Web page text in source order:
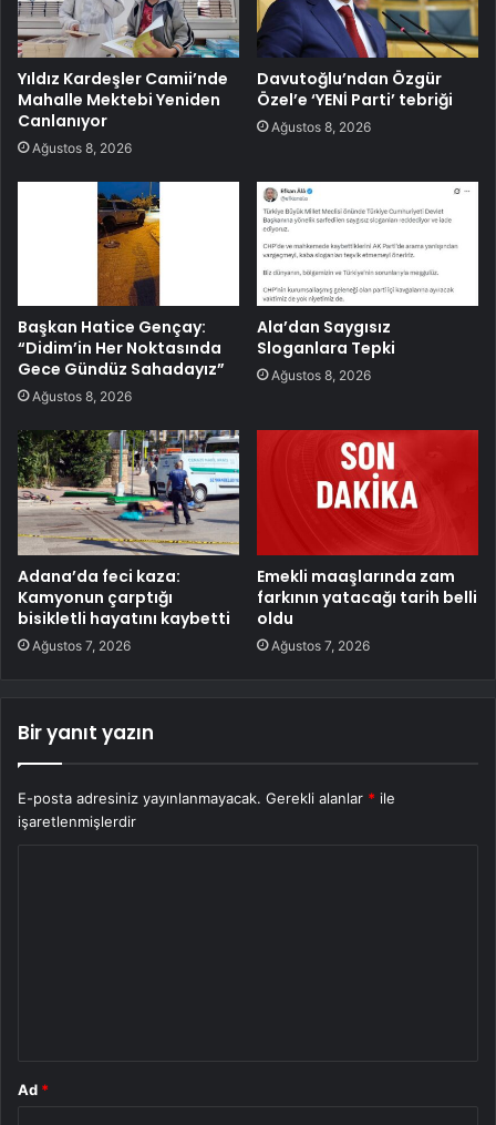
Yıldız Kardeşler Camii’nde
Mahalle Mektebi Yeniden
Canlanıyor
Ağustos 8, 2026
Davutoğlu’ndan Özgür
Özel’e ‘YENİ Parti’ tebriği
Ağustos 8, 2026
Başkan Hatice Gençay:
“Didim’in Her Noktasında
Gece Gündüz Sahadayız”
Ağustos 8, 2026
Ala’dan Saygısız
Sloganlara Tepki
Ağustos 8, 2026
Adana’da feci kaza:
Kamyonun çarptığı
bisikletli hayatını kaybetti
Ağustos 7, 2026
Emekli maaşlarında zam
farkının yatacağı tarih belli
oldu
Ağustos 7, 2026
Bir yanıt yazın
E-posta adresiniz yayınlanmayacak. Gerekli alanlar * ile
işaretlenmişlerdir
Ad *